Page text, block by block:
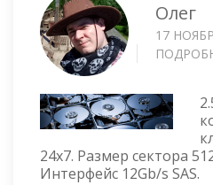
Олег
17
24x7. Размер сектора
Интерфейс 12Gb/s SAS.